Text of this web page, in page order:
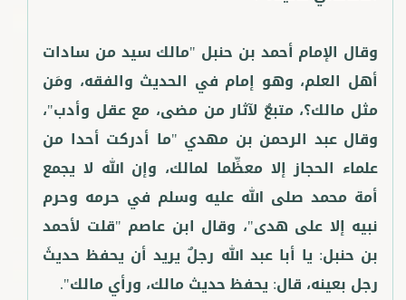
وقال الإمام أحمد بن حنبل "مالك سيد من سادات
أهل العلم، وهو إمام في الحديث والفقه، ومَن
مثل مالك؟، متبعٌ لآثار من مضى، مع عقل وأدب"،
وقال عبد الرحمن بن مهدي "ما أدركت أحدا من
علماء الحجاز إلا معظِّما لمالك، وإن الله لا يجمع
أمة محمد صلى الله عليه وسلم في حرمه وحرم
نبيه إلا على هدى"، وقال ابن عاصم "قلت لأحمد
بن حنبل: يا أبا عبد الله رجلٌ يريد أن يحفظ حديثَ